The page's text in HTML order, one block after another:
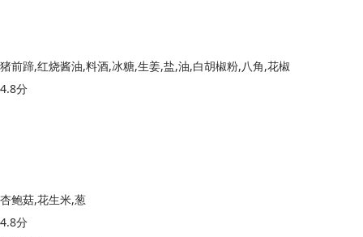
猪前蹄,红烧酱油,料酒,冰糖,生姜,盐,油,白胡椒粉,八角,花椒
4.8分
杏鲍菇,花生米,葱
4.8分